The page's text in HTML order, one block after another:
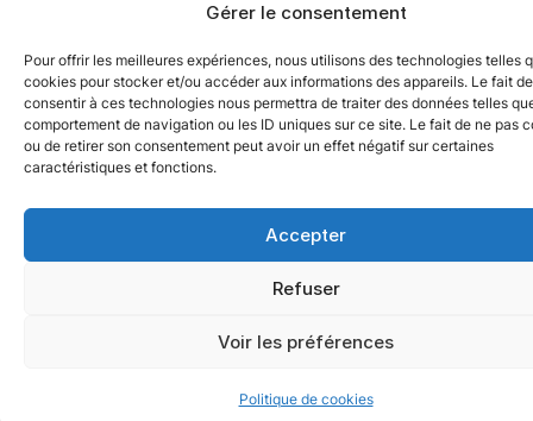
Gérer le consentement
Pour offrir les meilleures expériences, nous utilisons des technologies telles
cookies pour stocker et/ou accéder aux informations des appareils. Le fait de
consentir à ces technologies nous permettra de traiter des données telles
comportement de navigation ou les ID uniques sur ce site. Le fait de ne pas
ou de retirer son consentement peut avoir un effet négatif sur certaines
caractéristiques et fonctions.
Accepter
Refuser
Voir les préférences
Politique de cookies